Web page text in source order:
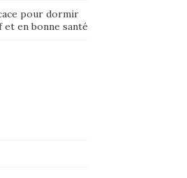
pour dormir
en bonne santé